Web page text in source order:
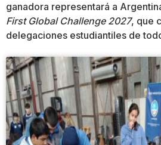
ganadora representará a
First Global Challenge 2027, que
delegaciones estudiantiles de